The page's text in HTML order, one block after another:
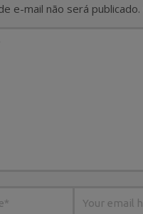
e-mail não será publicado.